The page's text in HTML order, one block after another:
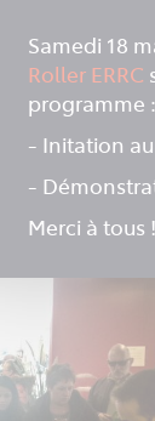
Samedi 18
Roller ERRC
programme :
- Initation
-
Merci à tous !